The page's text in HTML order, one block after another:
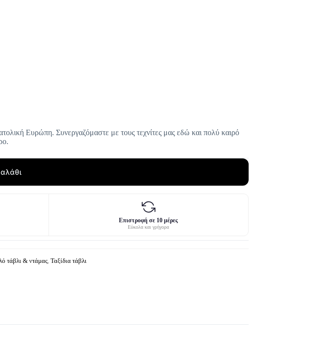
Ευρώπη. Συνεργαζόμαστε με τους τεχνίτες μας εδώ και πολύ καιρό
Επιστροφή σε 10 μέρες
Εύκολα και γρήγορα
τάβλι & ντάμας Ταξίδια τάβλι